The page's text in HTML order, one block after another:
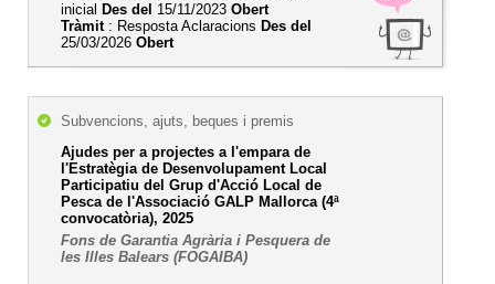
inicial Des del 15/11/2023 Obert
Tràmit: Resposta Aclaracions Des del
25/03/2026 Obert
Subvencions, ajuts, beques i premis
Ajudes per a projectes a l'empara de
l'Estratègia de Desenvolupament Local
Participatiu del Grup d'Acció Local de
Pesca de l'Associació GALP Mallorca (4ª
convocatòria), 2025
Fons de Garantia Agrària i Pesquera de
les Illes Balears (FOGAIBA)